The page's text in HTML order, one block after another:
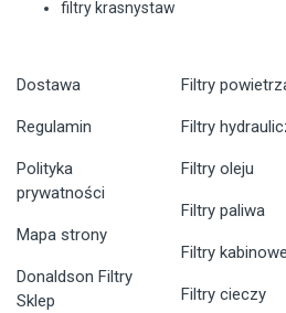
filtry krasnystaw
Dostawa
Regulamin
Polityka
prywatności
Mapa strony
Donaldson Filtry
Sklep
Filtry
Filtry
Filtry oleju
Filtry paliwa
Filtry kabinowe
Filtry cieczy